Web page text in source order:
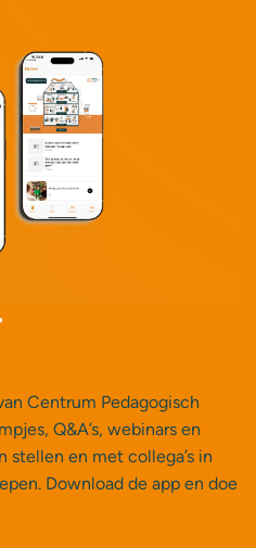
Centrum Pedagogisch
Q&A’s, webinars en
stellen en met collega’s in
Download de app en doe